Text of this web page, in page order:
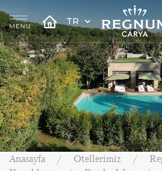
TR
Anasayfa Otellerimiz